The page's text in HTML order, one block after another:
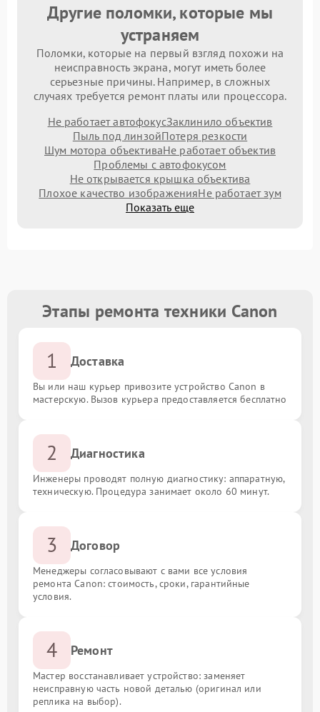
Другие поломки, которые мы
устраняем
Поломки, которые на первый взгляд похожи на
неисправность экрана, могут иметь более
серьезные причины. Например, в сложных
случаях требуется ремонт платы или процессора.
Не работает автофокусЗаклинило объектив
Пыль под линзойПотеря резкости
Шум мотора объективаНе работает объектив
Проблемы с автофокусом
Не открывается крышка объектива
Плохое качество изображенияНе работает зум
Показать еще
Этапы ремонта техники Canon
1 Доставка
Вы или наш курьер привозите устройство Canon в
мастерскую. Вызов курьера предоставляется бесплатно
2 Диагностика
Инженеры проводят полную диагностику: аппаратную,
техническую. Процедура занимает около 60 минут.
3 Договор
Менеджеры согласовывают с вами все условия
ремонта Canon: стоимость, сроки, гарантийные
условия.
4 Ремонт
Мастер восстанавливает устройство: заменяет
неисправную часть новой деталью (оригинал или
реплика на выбор).